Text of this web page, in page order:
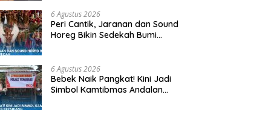
6 Agustus 2026
Peri Cantik, Jaranan dan Sound
Horeg Bikin Sedekah Bumi
6 Agustus 2026
Bebek Naik Pangkat! Kini Jadi
Simbol Kamtibmas Andalan